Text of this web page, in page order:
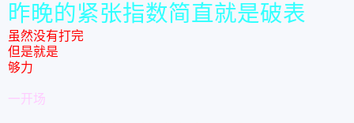
昨晚的紧张指数简直就是破表
虽然没有打完
但是就是
够力
一开场